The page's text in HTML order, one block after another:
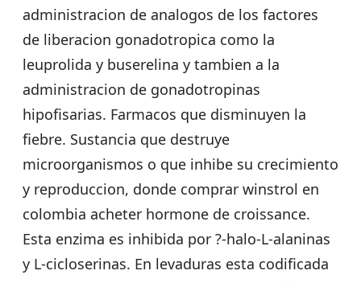
administracion de analogos de los factores
de liberacion gonadotropica como la
leuprolida y buserelina y tambien a la
administracion de gonadotropinas
hipofisarias. Farmacos que disminuyen la
fiebre. Sustancia que destruye
microorganismos o que inhibe su crecimiento
y reproduccion, donde comprar winstrol en
colombia acheter hormone de croissance.
Esta enzima es inhibida por ?-halo-L-alaninas
y L-cicloserinas. En levaduras esta codificada